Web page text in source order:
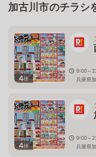
加古川市のチラシ
4枚
9:00～
兵庫県
4枚
9:00～
兵庫県